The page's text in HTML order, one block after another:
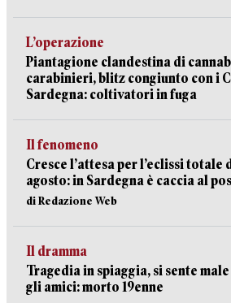
L’operazione
Piantagione clandestina di
carabinieri, blitz congiunto con i
Sardegna: coltivatori in fuga
Il fenomeno
Cresce l’attesa per l’eclissi totale
agosto: in Sardegna è caccia al
di Redazione Web
Il dramma
Tragedia in spiaggia, si sente
gli amici: morto 19enne